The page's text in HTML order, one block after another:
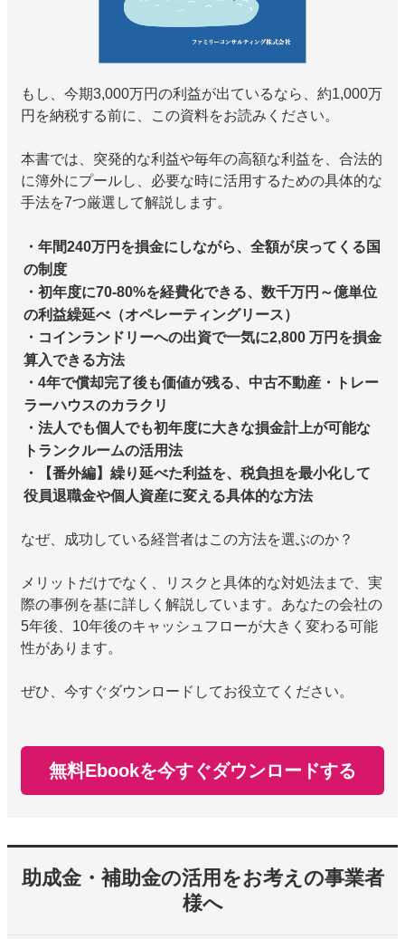
もし、今期3,000万円の利益が出ているなら、約1,000万
円を納税する前に、この資料をお読みください。
本書では、突発的な利益や毎年の高額な利益を、合法的
に簿外にプールし、必要な時に活用するための具体的な
手法を7つ厳選して解説します。
・年間240万円を損金にしながら、全額が戻ってくる国
の制度
・初年度に70-80%を経費化できる、数千万円～億単位
の利益繰延べ（オペレーティングリース）
・コインランドリーへの出資で一気に2,800 万円を損金
算入できる方法
・4年で償却完了後も価値が残る、中古不動産・トレー
ラーハウスのカラクリ
・法人でも個人でも初年度に大きな損金計上が可能な
トランクルームの活用法
・【番外編】繰り延べた利益を、税負担を最小化して
役員退職金や個人資産に変える具体的な方法
なぜ、成功している経営者はこの方法を選ぶのか？
メリットだけでなく、リスクと具体的な対処法まで、実
際の事例を基に詳しく解説しています。あなたの会社の
5年後、10年後のキャッシュフローが大きく変わる可能
性があります。
ぜひ、今すぐダウンロードしてお役立てください。
無料Ebookを今すぐダウンロードする
助成金・補助金の活用をお考えの事業者
様へ